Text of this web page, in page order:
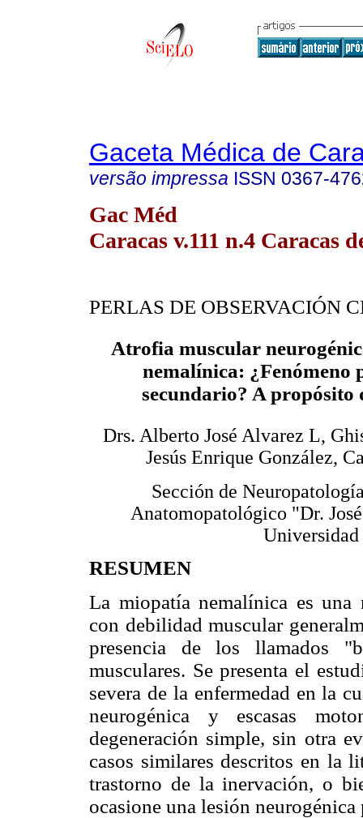
Gaceta Médica de
versão impressa ISSN 0367-
Gac Méd
Caracas v.111 n.4 Caracas
PERLAS DE OBSERVACIÓN
Atrofia muscular
nemalínica: ¿Fenómeno
secundario? A propósito
Drs. Alberto José Alvarez L,
Jesús Enrique González,
Sección de
Anatomopatológico "Dr.
Universidad
RESUMEN
La miopatía nemalínica es una
con debilidad muscular
presencia de los llamados
musculares. Se presenta el
severa de la enfermedad en la
neurogénica y escasas
degeneración simple, sin otra
casos similares descritos en la
trastorno de la inervación, o
ocasione una lesión